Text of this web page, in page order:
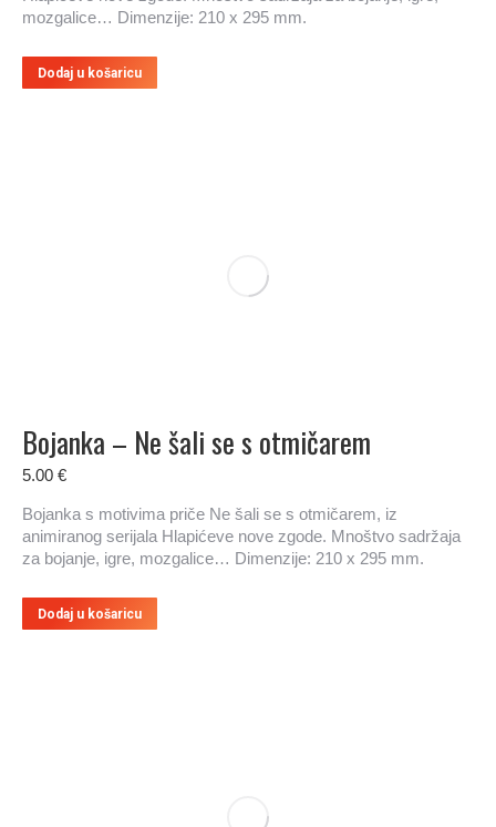
mozgalice… Dimenzije: 210 x 295 mm.
Dodaj u košaricu
Bojanka – Ne šali se s otmičarem
5.00 €
Bojanka s motivima priče Ne šali se s otmičarem, iz
animiranog serijala Hlapićeve nove zgode. Mnoštvo sadržaja
za bojanje, igre, mozgalice… Dimenzije: 210 x 295 mm.
Dodaj u košaricu